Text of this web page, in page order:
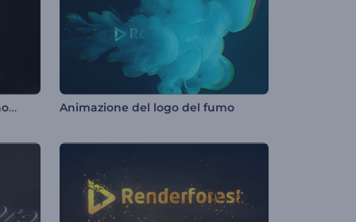
Introduzione al platino luminoso Animazione del logo del fumo